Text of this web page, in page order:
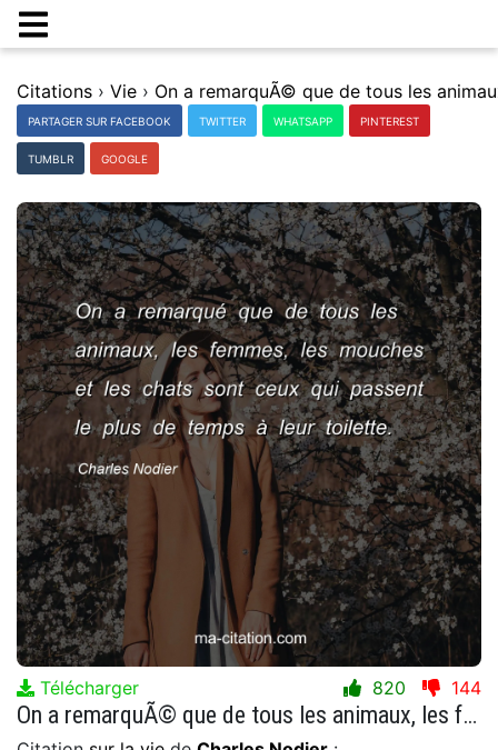
Citations › Vie ›
PARTAGER SUR FACEBOOK TWITTER WHATSAPP PINTEREST
TUMBLR GOOGLE
Télécharger 820 144
On a remarquÃ© que de tous les animaux, les femmes, les mouches et les chats sont ceux qui passent le plus de temps Ã leur toilette.